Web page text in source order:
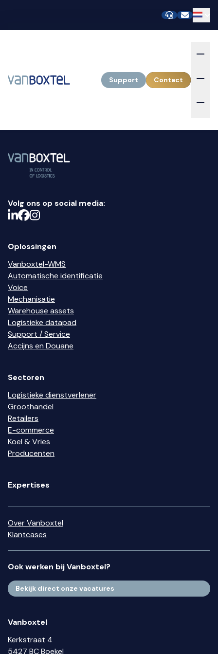
Support Contact
Volg ons op social media:
Oplossingen
Vanboxtel-WMS
Automatische identificatie
Voice
Mechanisatie
Warehouse assets
Logistieke datapad
Support / Service
Accijns en Douane
Sectoren
Logistieke dienstverlener
Groothandel
Retailers
E-commerce
Koel & Vries
Producenten
Expertises
Over Vanboxtel
Klantcases
Ook werken bij Vanboxtel?
Bekijk direct onze vacatures
Vanboxtel
Kerkstraat 4
5427 BC Boekel